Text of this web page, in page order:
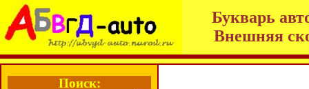
Букварь
Внешняя
Поиск: